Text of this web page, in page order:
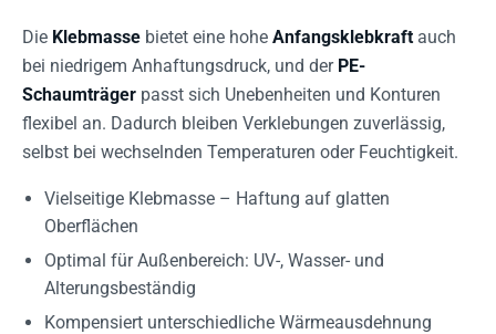
Die Klebmasse bietet eine hohe Anfangsklebkraft auch
bei niedrigem Anhaftungsdruck, und der PE-
Schaumträger passt sich Unebenheiten und Konturen
flexibel an. Dadurch bleiben Verklebungen zuverlässig,
selbst bei wechselnden Temperaturen oder Feuchtigkeit.
Vielseitige Klebmasse – Haftung auf glatten
Oberflächen
Optimal für Außenbereich: UV-, Wasser- und
Alterungsbeständig
Kompen­siert unterschiedliche Wärmeausdehnung